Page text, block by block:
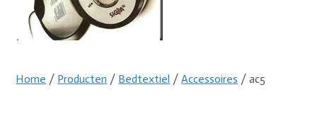
Home / Producten / Bedtextiel /Accessoires / ac5